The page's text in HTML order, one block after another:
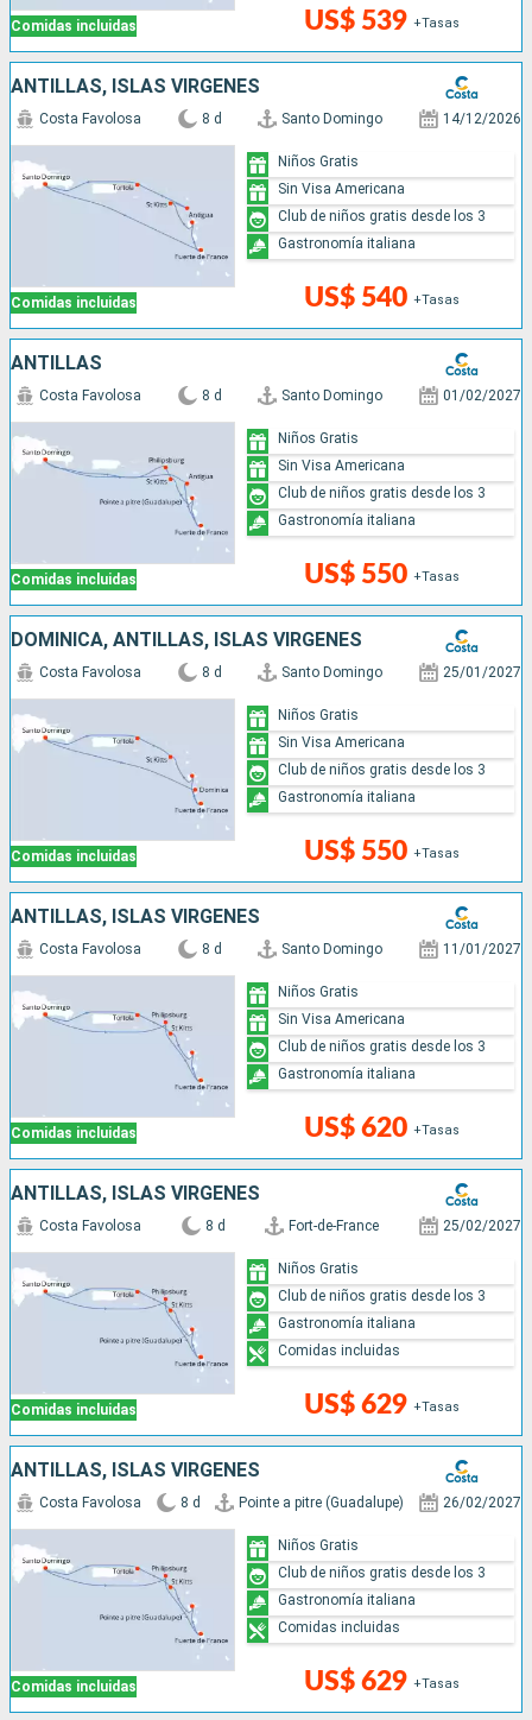
Comidas incluidas US$ 539 +Tasas
ANTILLAS, ISLAS VÍRGENES
Comidas incluidas
Costa Favolosa 8 d Santo Domingo 14/12/2026
US$ 540 +Tasas
Niños Gratis
Sin Visa Americana
Club de niños gratis desde los 3
Gastronomía italiana
ANTILLAS
Comidas incluidas
Costa Favolosa 8 d Santo Domingo 01/02/2027
US$ 550 +Tasas
Niños Gratis
Sin Visa Americana
Club de niños gratis desde los 3
Gastronomía italiana
DOMINICA, ANTILLAS, ISLAS VÍRGENES
Comidas incluidas
Costa Favolosa 8 d Santo Domingo 25/01/2027
US$ 550 +Tasas
Niños Gratis
Sin Visa Americana
Club de niños gratis desde los 3
Gastronomía italiana
ANTILLAS, ISLAS VÍRGENES
Comidas incluidas
Costa Favolosa 8 d Santo Domingo 11/01/2027
US$ 620 +Tasas
Niños Gratis
Sin Visa Americana
Club de niños gratis desde los 3
Gastronomía italiana
ANTILLAS, ISLAS VÍRGENES
Comidas incluidas
Costa Favolosa 8 d Fort-de-France 25/02/2027
US$ 629 +Tasas
Niños Gratis
Club de niños gratis desde los 3
Gastronomía italiana
Comidas incluidas
ANTILLAS, ISLAS VÍRGENES
Comidas incluidas
Costa Favolosa 8 d Pointe a pitre (Guadalupe) 26/02/2027
US$ 629 +Tasas
Niños Gratis
Club de niños gratis desde los 3
Gastronomía italiana
Comidas incluidas